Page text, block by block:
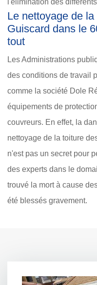
l'élimination des
Le nettoyage de
Guiscard dans le
tout
Les Administrations
des conditions de travail
comme la société Dole
équipements de
couvreurs. En effet, la
nettoyage de la toiture
n'est pas un secret pour
des experts dans le
trouvé la mort à cause
été blessés gravement.